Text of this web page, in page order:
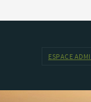
ESPACE